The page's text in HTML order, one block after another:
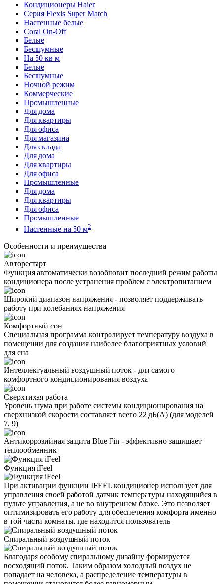
Кондиционеры Haier
Серия Flexis Super Match
Настенные белые
Coral On-Off
Белые
Бесшумные
На 50 кв м
Белые
Бесшумные
Ночной режим
Коммерческие
Промышленные
Для дома
Для квартиры
Для офиса
Для магазина
Для склада
Для дома
Для квартиры
Для офиса
Промышленные
Для дома
Для квартиры
Для офиса
Промышленные
Настенные на 50 м2
Особенности и преимущества
Авторестарт
Функция автоматически возобновит последний режим работы
кондиционера после устранения проблем с электропитанием
Широкий диапазон напряжения - позволяет поддерживать
работу при колебаниях напряжения
Комфортный сон
Специальная программа контролирует температуру воздуха в
помещении для создания наиболее благоприятных условий
для сна
Интеллектуальный воздушный поток - для самого
комфортного кондиционирования воздуха
Сверхтихая работа
Уровень шума при работе системы кондиционирования на
сверхнизкой скорости составляет всего 22 дБ(А) (для моделей
7, 9)
Антикоррозийная защита Blue Fin - эффективно защищает
теплообменник
Функция iFeel
При активации функции IFEEL кондиционер использует для
управления своей работой датчик температуры находящийся в
пульте управления, а не во внутреннем блоке. Это позволяет
оптимизировать его работу для обеспечения комфорта именно
в той части комнаты, где находится пользователь
Спиральный воздушный поток
Благодаря особому спиральному дизайну формируется
восходящий поток. Таким образом холодный воздух не
попадает на человека, а распределение температуры в